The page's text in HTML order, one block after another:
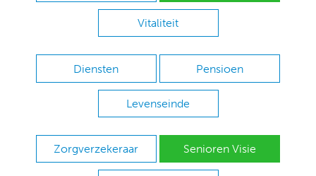
Vitaliteit
Diensten Pensioen
Levenseinde
Zorgverzekeraar Senioren Visie